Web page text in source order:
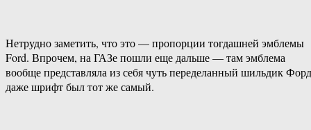
Нетрудно заметить, что это — пропорции тогдашней эмблемы
Ford. Впрочем, на ГАЗе пошли еще дальше — там эмблема
вообще представляла из себя чуть переделанный шильдик
даже шрифт был тот же самый.